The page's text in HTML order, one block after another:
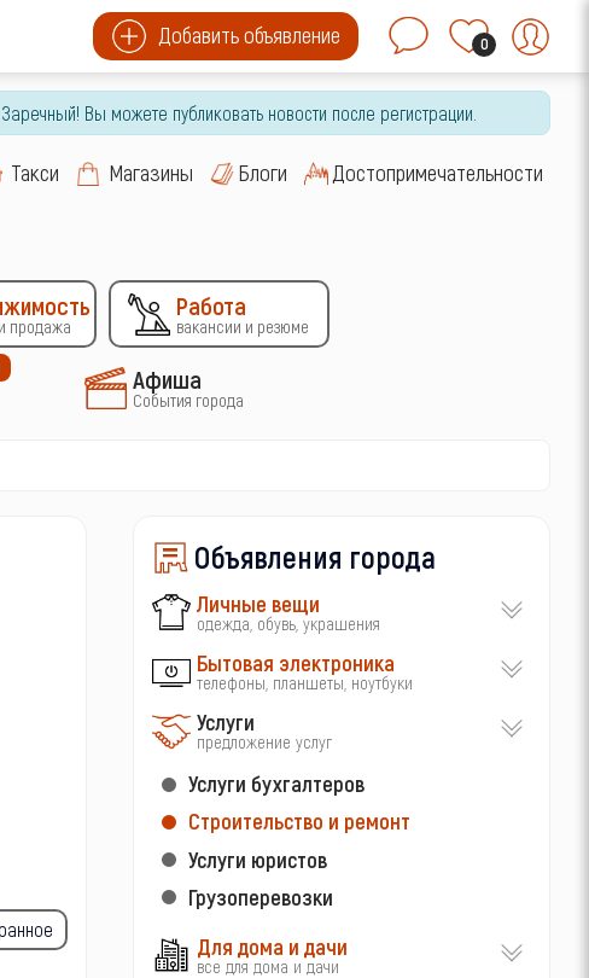
Добавить объявление 0
Вы можете публиковать новости после регистрации.
Такси Магазины Блоги Достопримечательности
продажа
Работа
вакансии и резюме
Афиша
События города
Объявления города
Личные вещи
одежда, обувь, украшения
Бытовая электроника
телефоны, планшеты, ноутбуки
Услуги
предложение услуг
Услуги бухгалтеров
Строительство и ремонт
Услуги юристов
Грузоперевозки
Для дома и дачи
все для дома и дачи